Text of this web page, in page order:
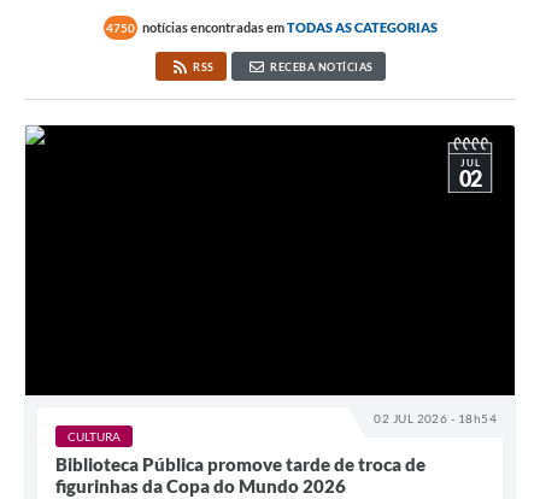
4750 notícias encontradas emTODAS AS CATEGORIAS
RSS RECEBA NOTÍCIAS
02 JUL 2026 - 18h54
JUL
02
CULTURA
Biblioteca Pública promove tarde de troca de
figurinhas da Copa do Mundo 2026